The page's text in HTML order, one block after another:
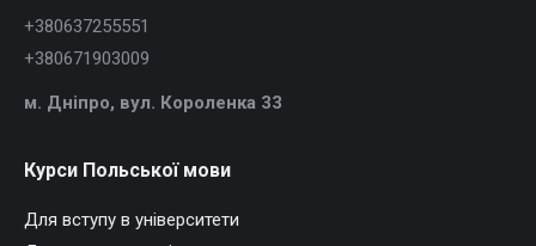
+380637255551
+380671903009
м. Дніпро, вул. Короленка 33
Курси Польської мови
Для вступу в університети